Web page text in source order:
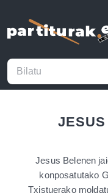
Jesus Belenen
konposatutako
Txistuerako